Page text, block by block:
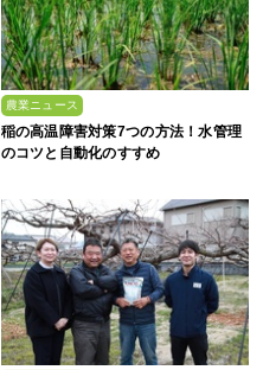
農業ニュース
稲の高温障害対策7つの方法！水管理
のコツと自動化のすすめ